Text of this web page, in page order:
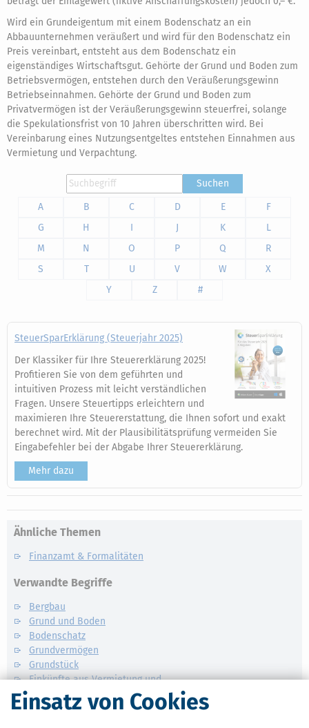
Einsatz von Cookies
Wird ein Grundeigentum mit einem Bodenschatz an ein
Abbauunternehmen veräußert und wird für den Bodenschatz ein
Preis vereinbart, entsteht aus dem Bodenschatz ein
eigenständiges Wirtschaftsgut. Gehörte der Grund und Boden zum
Betriebsvermögen, entstehen durch den Veräußerungsgewinn
Betriebseinnahmen. Gehörte der Grund und Boden zum
Privatvermögen ist der Veräußerungsgewinn steuerfrei, solange
die Spekulationsfrist von 10 Jahren überschritten wird. Bei
Vereinbarung eines Nutzungsentgeltes entstehen Einnahmen aus
Vermietung und Verpachtung.
Suchen
A
B C D E
F
G
H I J K
L
M
N O P Q
R
S
T U V W
X
Y
Z #
SteuerSparErklärung (Steuerjahr 2025)
Der Klassiker für Ihre Steuererklärung 2025!
Profitieren Sie von dem geführten und
intuitiven Prozess mit leicht verständlichen
Fragen. Unsere Steuertipps erleichtern und
maximieren Ihre Steuererstattung, die Ihnen sofort und exakt
berechnet wird. Mit der Plausibilitätsprüfung vermeiden Sie
Eingabefehler bei der Abgabe Ihrer Steuererklärung.
Mehr dazu
Ähnliche Themen
Finanzamt & Formalitäten
Verwandte Begriffe
Bergbau
Grund und Boden
Bodenschatz
Grundvermögen
Grundstück
Einkünfte aus Vermietung und
Verpachtung